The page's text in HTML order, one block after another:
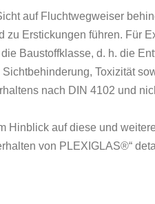
auf Fluchtwegweiser
zu Erstickungen führen. Für
Baustoffklasse, d. h. die
Toxizität
nach DIN 4102 und
Hinblick auf diese und
von PLEXIGLAS®“